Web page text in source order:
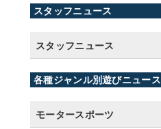
スタッフニュース
スタッフニュース
各種ジャンル別遊びニュース
モータースポーツ